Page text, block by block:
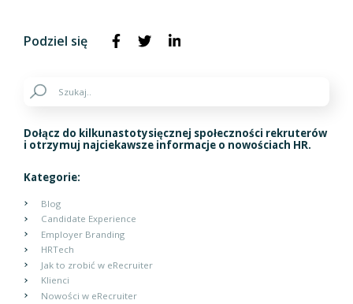
Podziel się
Dołącz do kilkunastotysięcznej społeczności rekruterów
i otrzymuj najciekawsze informacje o nowościach HR.
Kategorie:
Blog
Candidate Experience
Employer Branding
HRTech
Jak to zrobić w eRecruiter
Klienci
Nowości w eRecruiter